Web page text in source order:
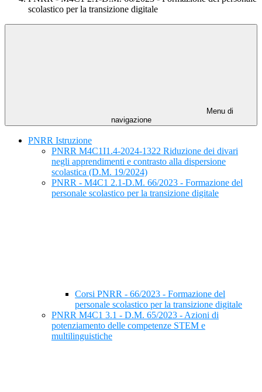
scolastico per la transizione digitale
Menu di
navigazione
PNRR Istruzione
PNRR M4C1I1.4-2024-1322 Riduzione dei divari
negli apprendimenti e contrasto alla dispersione
scolastica (D.M. 19/2024)
PNRR - M4C1 2.1-D.M. 66/2023 - Formazione del
personale scolastico per la transizione digitale
Corsi PNRR - 66/2023 - Formazione del
personale scolastico per la transizione digitale
PNRR M4C1 3.1 - D.M. 65/2023 - Azioni di
potenziamento delle competenze STEM e
multilinguistiche